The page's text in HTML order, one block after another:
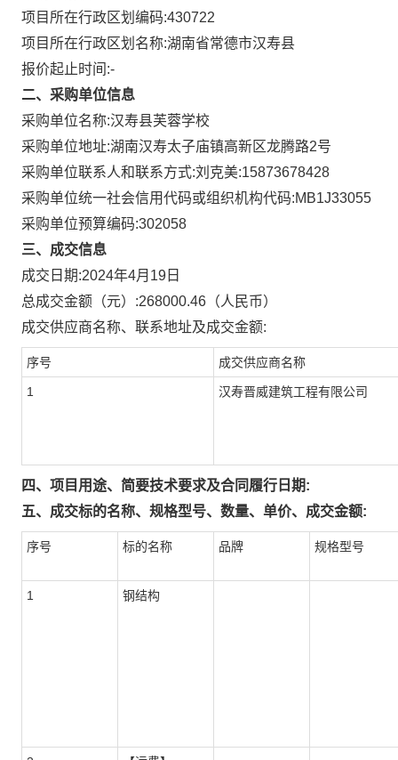
项目所在行政区划编码:430722
项目所在行政区划名称:湖南省常德市汉寿县
报价起止时间:-
二、采购单位信息
采购单位名称:汉寿县芙蓉学校
采购单位地址:湖南汉寿太子庙镇高新区龙腾路2号
采购单位联系人和联系方式:刘克美:15873678428
采购单位统一社会信用代码或组织机构代码:MB1J33055
采购单位预算编码:302058
三、成交信息
成交日期:2024年4月19日
总成交金额（元）:268000.46 （人民币）
成交供应商名称、联系地址及成交金额:
序号 成交供应商名称
1 汉寿晋威建筑工程有限公司
四、项目用途、简要技术要求及合同履行日期:
五、成交标的名称、规格型号、数量、单价、成交金额:
序号 标的名称 品牌 规格型号
1 钢结构